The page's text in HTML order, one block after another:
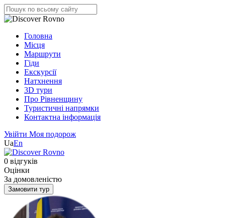
Головна
Місця
Маршрути
Гіди
Екскурсії
Натхнення
3D тури
Про Рівненщину
Туристичні напрямки
Контактна інформація
Увійти Моя подорож
UaEn
0 відгуків
Оцінки
За домовленістю
Замовити тур